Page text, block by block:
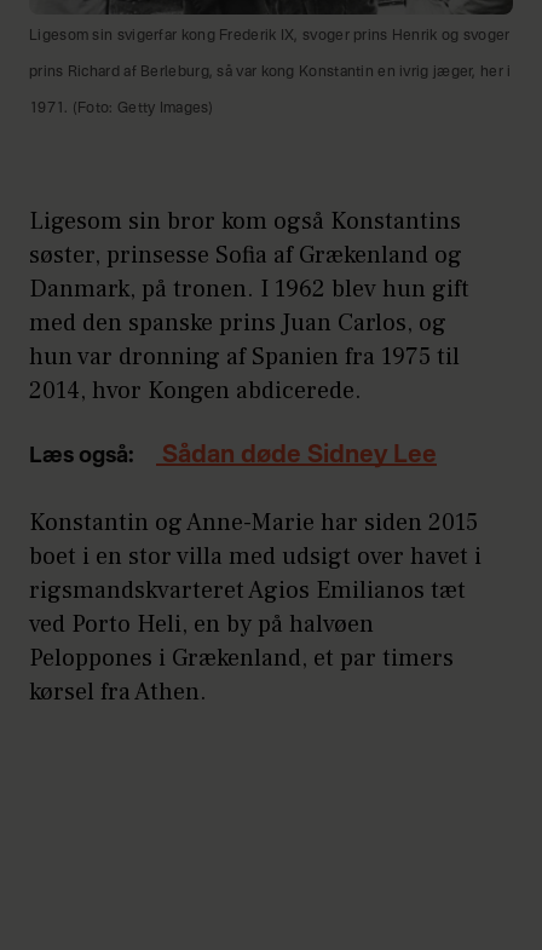
Ligesom sin svigerfar kong Frederik IX, svoger prins Henrik og svoger
prins Richard af Berleburg, så var kong Konstantin en ivrig jæger, her i
1971. (Foto: Getty Images)
Ligesom sin bror kom også Konstantins
søster, prinsesse Sofia af Grækenland og
Danmark, på tronen. I 1962 blev hun gift
med den spanske prins Juan Carlos, og
hun var dronning af Spanien fra 1975 til
2014, hvor Kongen abdicerede.
Læs også: Sådan døde Sidney Lee
Konstantin og Anne-Marie har siden 2015
boet i en stor villa med udsigt over havet i
rigsmandskvarteret Agios Emilianos tæt
ved Porto Heli, en by på halvøen
Peloppones i Grækenland, et par timers
kørsel fra Athen.